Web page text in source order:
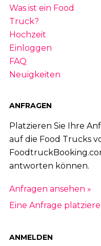
Was ist ein Food
Truck?
Hochzeit
Einloggen
FAQ
Neuigkeiten
ANFRAGEN
Platzieren Sie Ihre
auf die Food Trucks
antworten können.
Anfragen ansehen »
Eine Anfrage
ANMELDEN